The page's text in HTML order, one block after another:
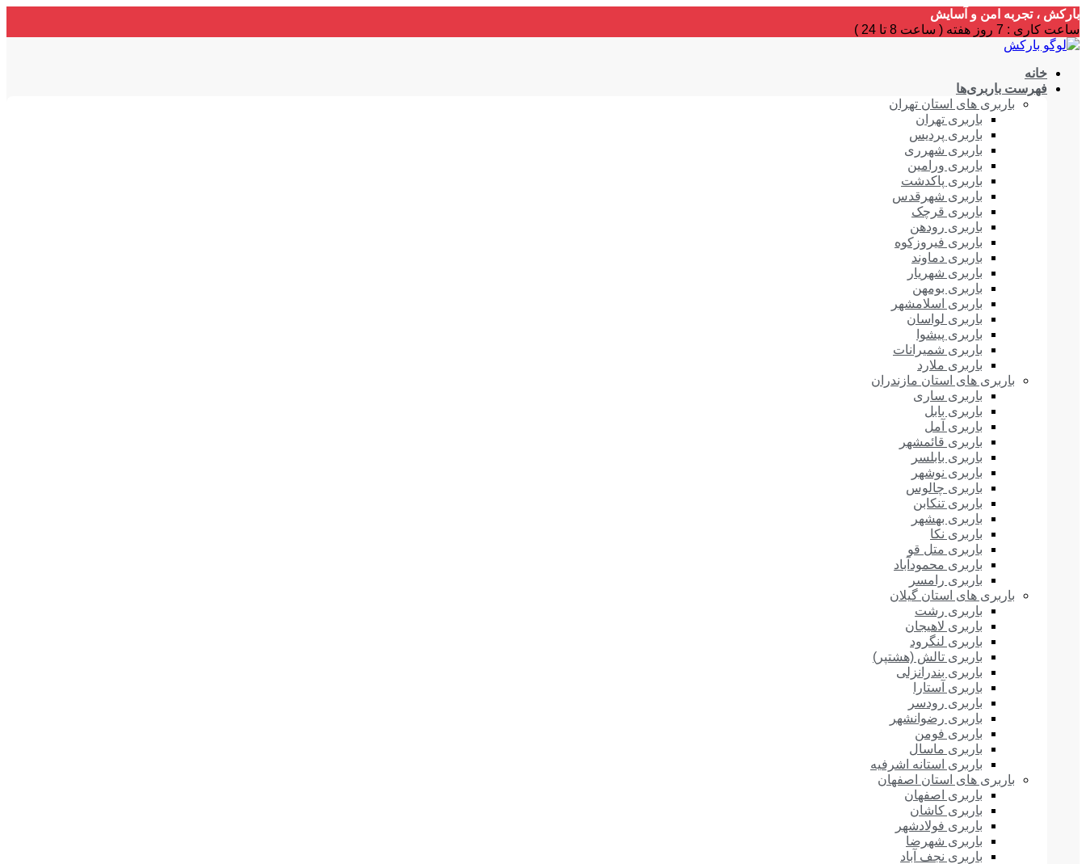
بارکش ، تجربه امن و آسایش
ساعت کاری : 7 روز هفته ( ساعت 8 تا 24 )
خانه
فهرست باربری‌ها
باربری های استان تهران
باربری تهران
باربری پردیس
باربری شهرری
باربری ورامین
باربری پاکدشت
باربری شهرقدس
باربری قرچک
باربری رودهن
باربری فیروزکوه
باربری دماوند
باربری شهریار
باربری بومهن
باربری اسلامشهر
باربری لواسان
باربری پیشوا
باربری شمیرانات
باربری ملارد
باربری های استان مازندران
باربری ساری
باربری بابل
باربری آمل
باربری قائمشهر
باربری بابلسر
باربری نوشهر
باربری چالوس
باربری تنکابن
باربری بهشهر
باربری نکا
باربری متل قو
باربری محمودآباد
باربری رامسر
باربری های استان گیلان
باربری رشت
باربری لاهیجان
باربری لنگرود
باربری تالش (هشتپر)
باربری بندرانزلی
باربری آستارا
باربری رودسر
باربری رضوانشهر
باربری فومن
باربری ماسال
باربری استانه اشرفیه
باربری های استان اصفهان
باربری اصفهان
باربری کاشان
باربری فولادشهر
باربری شهرضا
باربری نجف آباد